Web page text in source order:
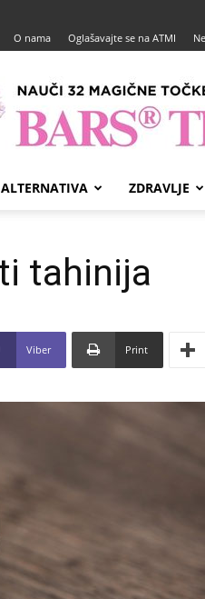
O nama Oglašavajte se na ATMI
ALTERNATIVA ZDRAVLJE
tahinija
Viber Print